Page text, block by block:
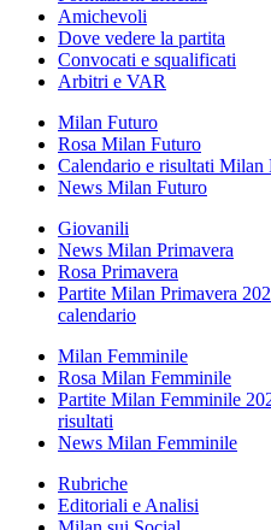
Amichevoli
Dove vedere la partita
Convocati e squalificati
Arbitri e VAR
Milan Futuro
Rosa Milan Futuro
Calendario e risultati Milan
News Milan Futuro
Giovanili
News Milan Primavera
Rosa Primavera
Partite Milan Primavera
calendario
Milan Femminile
Rosa Milan Femminile
Partite Milan Femminile
risultati
News Milan Femminile
Rubriche
Editoriali e Analisi